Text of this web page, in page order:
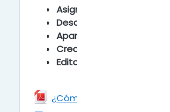
Asignar nombre al aula
Descripción de la misma
Apariencia del aula
Crear clases dentro del
Editar clases
¿Cómo acceder y